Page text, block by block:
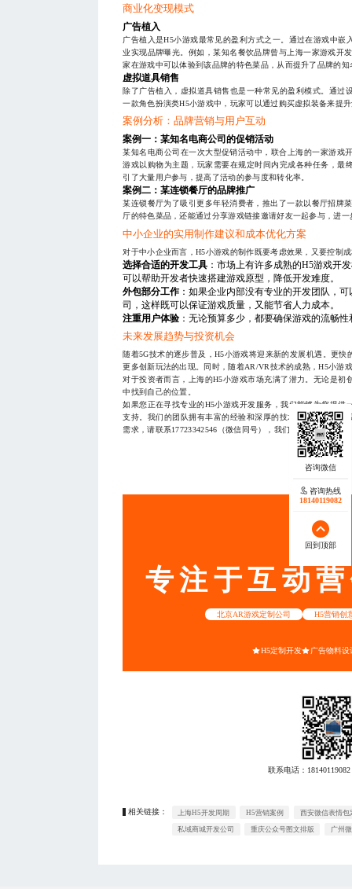
商业化变现模式
广告植入
广告植入是H5小游戏最常见的盈利方式之一。通过在游戏中
业实现品牌曝光。例如，某知名餐饮品牌曾与上海一家游戏开
家在游戏中可以体验到该品牌的特色菜品，从而提升了品牌的
虚拟道具销售
除了广告植入，虚拟道具销售也是一种常见的盈利模式。通过
一款角色扮演类H5小游戏中，玩家可以通过购买虚拟装备来提
案例分析：品牌营销与用户互动
案例一：某知名电商公司的促销活动
某知名电商公司在一次大型促销活动中，联合上海的一家游戏
游戏以购物为主题，玩家需要在规定时间内完成各种任务，最
引了大量用户参与，提高了活动的参与度和转化率。
案例二：某连锁餐厅的品牌推广
某连锁餐厅为了吸引更多年轻消费者，推出了一款以餐厅招牌
厅的特色菜品，还能通过分享游戏链接邀请好友一起参与，进
中小企业的实用制作建议和成本优化方案
对于中小企业而言，H5小游戏的制作既要考虑效果，又要控制
选择合适的开发工具 ：市场上有许多成熟的H5游戏开
可以帮助开发者快速搭建游戏原型，降低开发难度。
外包部分工作 ：如果企业内部没有专业的开发团队，
司，这样既可以保证游戏质量，又能节省人力成本。
注重用户体验：无论预算多少，都要确保游戏的流畅
未来发展趋势与投资机会
随着5G技术的逐步普及，H5小游戏将迎来新的发展机遇。更
更多创新玩法的出现。同时，随着AR/VR技术的成熟，H5小游
对于投资者而言，上海的H5小游戏市场充满了潜力。无论是
中找到自己的位置。
如果您正在寻找专业的H5小游戏开发服务，我们能够为您提
支持。我们的团队拥有丰富的经验和深厚的技术实力，致力于
需求，请联系17723342546（微信同号），我们将竭诚为您服务
— THE
服务
专注于互动
北京AR游戏定制公司 H5营销创
H5定制开发 广告物料设
联系电话： 18140119082
相关链接： 上海H5开发周期 H5营销案例 西安微信表情包
私域商城开发公司 重庆公众号图文排版 广州
咨询热线
18140119082
回到顶部